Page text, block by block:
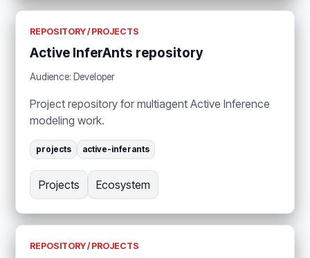
REPOSITORY / PROJECTS
Active InferAnts repository
Audience: Developer
Project repository for multiagent Active Inference
modeling work.
projects active-inferants
Projects Ecosystem
REPOSITORY / PROJECTS